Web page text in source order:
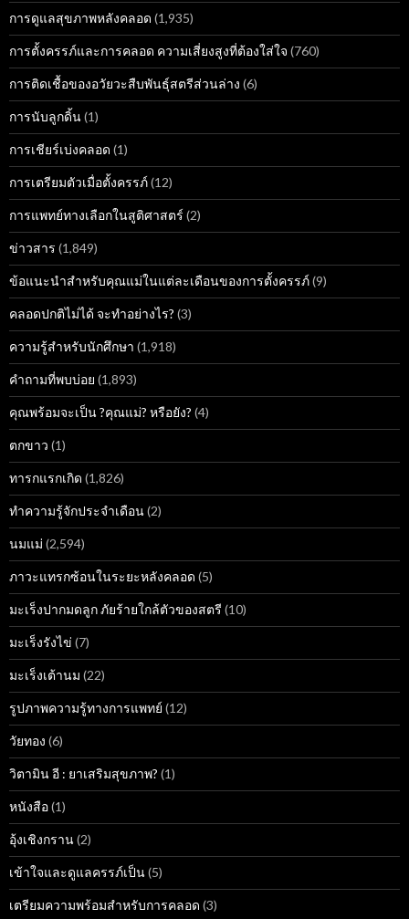
การดูแลสุขภาพหลังคลอด (1,935)
การตั้งครรภ์และการคลอด ความเสี่ยงสูงที่ต้องใส่ใจ (760)
การติดเชื้อของอวัยวะสืบพันธุ์สตรีส่วนล่าง (6)
การนับลูกดิ้น(1)
การเชียร์เบ่งคลอด (1)
การเตรียมตัวเมื่อตั้งครรภ์(12)
การแพทย์ทางเลือกในสูติศาสตร์ (2)
ข่าวสาร (1,849)
ข้อแนะนำสำหรับคุณแม่ในแต่ละเดือนของการตั้งครรภ์(9)
คลอดปกติไม่ได้ จะทำอย่างไร? (3)
ความรู้สำหรับนักศึกษา (1,918)
คำถามที่พบบ่อย (1,893)
คุณพร้อมจะเป็น ?คุณแม่? หรือยัง? (4)
ตกขาว (1)
ทารกแรกเกิด (1,826)
ทำความรู้จักประจำเดือน(2)
นมแม่ (2,594)
ภาวะแทรกซ้อนในระยะหลังคลอด (5)
มะเร็งปากมดลูก ภัยร้ายใกล้ตัวของสตรี (10)
มะเร็งรังไข่ (7)
มะเร็งเต้านม (22)
รูปภาพความรู้ทางการแพทย์ (12)
วัยทอง (6)
วิตามิน อี : ยาเสริมสุขภาพ? (1)
หนังสือ(1)
อุ้งเชิงกราน(2)
เข้าใจและดูแลครรภ์เป็น(5)
เตรียมความพร้อมสำหรับการคลอด (3)